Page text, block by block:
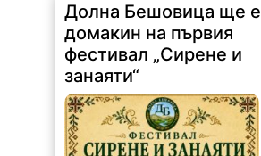
Долна Бешовица ще е
домакин на първия
фестивал „Сирене и
занаяти“